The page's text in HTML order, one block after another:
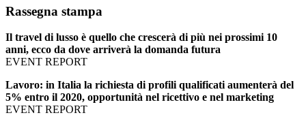
Rassegna stampa
Il travel di lusso è quello che crescerà di più nei prossimi 10
anni, ecco da dove arriverà la domanda futura
EVENT REPORT
Lavoro: in Italia la richiesta di profili qualificati aumenterà del
5% entro il 2020, opportunità nel ricettivo e nel marketing
EVENT REPORT